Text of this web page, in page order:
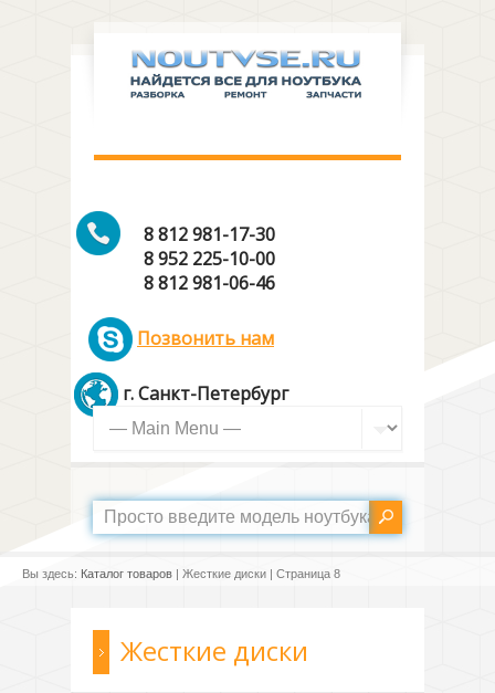
8 812 981-17-30
8 952 225-10-00
8 812 981-06-46
Позвонить нам
г. Санкт-Петербург
Вы здесь: Каталог товаров | Жесткие диски | Страница 8
Жесткие диски